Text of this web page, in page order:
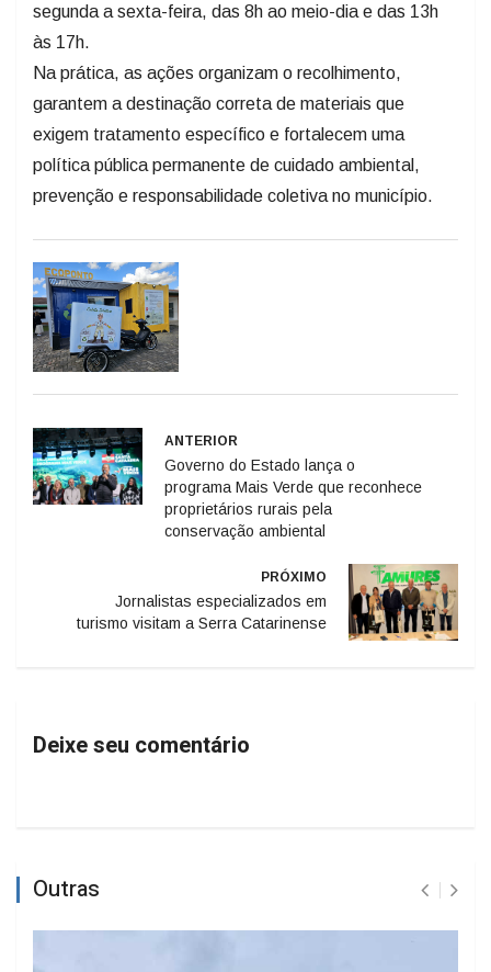
segunda a sexta-feira, das 8h ao meio-dia e das 13h
às 17h.
Na prática, as ações organizam o recolhimento,
garantem a destinação correta de materiais que
exigem tratamento específico e fortalecem uma
política pública permanente de cuidado ambiental,
prevenção e responsabilidade coletiva no município.
ANTERIOR
Governo do Estado lança o
programa Mais Verde que reconhece
proprietários rurais pela
conservação ambiental
PRÓXIMO
Jornalistas especializados em
turismo visitam a Serra Catarinense
Deixe seu comentário
Outras